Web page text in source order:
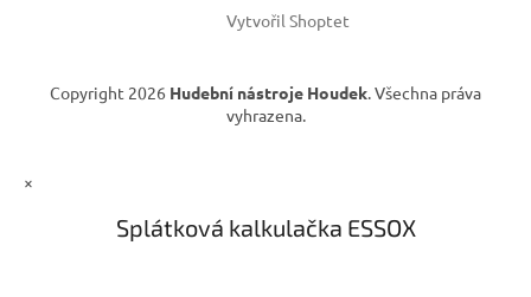
Vytvořil Shoptet
Copyright 2026 Hudební nástroje Houdek. Všechna práva
vyhrazena.
×
Splátková kalkulačka ESSOX